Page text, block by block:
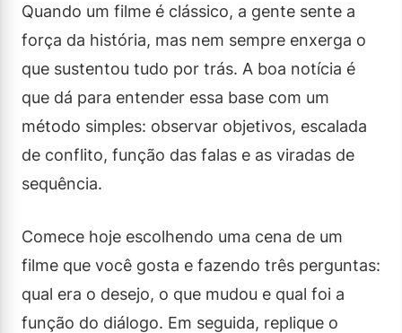
Quando um filme é clássico, a gente sente a
força da história, mas nem sempre enxerga o
que sustentou tudo por trás. A boa notícia é
que dá para entender essa base com um
método simples: observar objetivos, escalada
de conflito, função das falas e as viradas de
sequência.
Comece hoje escolhendo uma cena de um
filme que você gosta e fazendo três perguntas:
qual era o desejo, o que mudou e qual foi a
função do diálogo. Em seguida, replique o